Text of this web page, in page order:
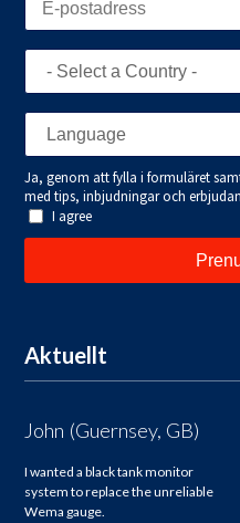
Aktuellt
John (Guernsey, GB)
I wanted a black tank monitor
system to replace the unreliable
Wema gauge.